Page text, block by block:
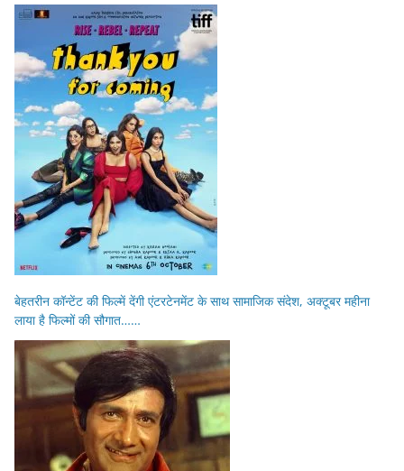
बेहतरीन कॉन्टेंट की फिल्में देंगी एंटरटेनमेंट के साथ सामाजिक संदेश, अक्टूबर महीना
लाया है फिल्मों की सौगात……